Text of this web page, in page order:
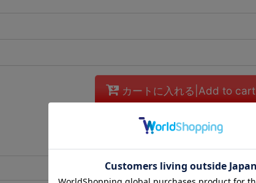
カートに入れる|Add to cart
お問い合わせ